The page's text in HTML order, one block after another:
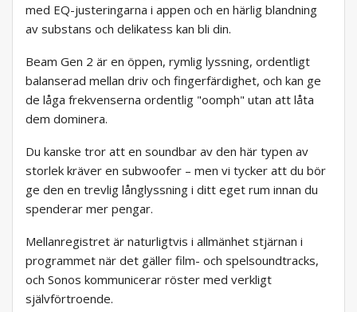
med EQ-justeringarna i appen och en härlig blandning
av substans och delikatess kan bli din.
Beam Gen 2 är en öppen, rymlig lyssning, ordentligt
balanserad mellan driv och fingerfärdighet, och kan ge
de låga frekvenserna ordentlig "oomph" utan att låta
dem dominera.
Du kanske tror att en soundbar av den här typen av
storlek kräver en subwoofer – men vi tycker att du bör
ge den en trevlig långlyssning i ditt eget rum innan du
spenderar mer pengar.
Mellanregistret är naturligtvis i allmänhet stjärnan i
programmet när det gäller film- och spelsoundtracks,
och Sonos kommunicerar röster med verkligt
självförtroende.